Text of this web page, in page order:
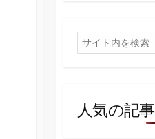
検
索
人気の記事